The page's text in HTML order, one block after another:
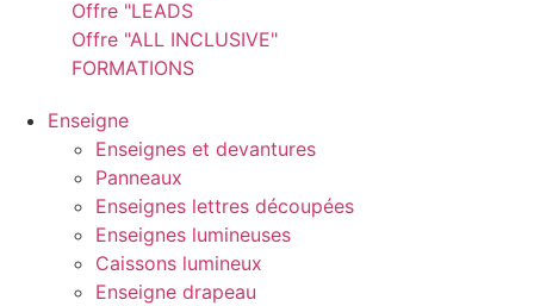
Offre "LEADS
Offre "ALL INCLUSIVE"
FORMATIONS
Enseigne
Enseignes et devantures
Panneaux
Enseignes lettres découpées
Enseignes lumineuses
Caissons lumineux
Enseigne drapeau